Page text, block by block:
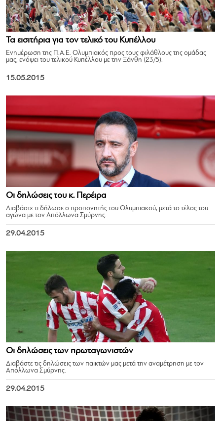
Τα εισιτήρια για τον τελικό του Κυπέλλου
Ενημέρωση της Π.Α.Ε. Ολυμπιακός προς τους φιλάθλους της ομάδας
μας, ενόψει του τελικού Κυπέλλου με την Ξάνθη (23/5).
15.05.2015
Οι δηλώσεις του κ. Περέιρα
Διαβάστε τι δήλωσε ο προπονητής του Ολυμπιακού, μετά το τέλος του
αγώνα με τον Απόλλωνα Σμύρνης.
29.04.2015
Οι δηλώσεις των πρωταγωνιστών
Διαβάστε τις δηλώσεις των παικτών μας μετά την αναμέτρηση με τον
Απόλλωνα Σμύρνης.
29.04.2015